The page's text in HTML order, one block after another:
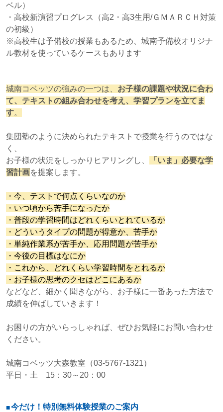
ベル）
・高校新演習プログレス（高2・高3生用/ＧＭＡＲＣＨ対策
の初級）
※高校生は予備校の授業もあるため、城南予備校オリジナ
ル教材を使っているケースもあります
城南コベッツの強みの一つは、 お子様の課題や状況に合わ
て、テキストの組み合わせを考え、学習プランを立てま
す。
集団塾のように決められたテキストで授業を行うのではな
く、
お子様の状況をしっかりヒアリングし、
「いま」必要な学
習計画を提案します。
・今、テストで何点くらいなのか
・いつ頃から苦手になったか
・普段の学習時間はどれくらいとれているか
・どういうタイプの問題が得意か、苦手か
・単純作業系が苦手か、応用問題が苦手か
・今後の目標はなにか
・これから、どれくらい学習時間をとれるか
・お子様の思考のクセはどこにあるか
などなど、細かく聞きながら、お子様に一番あった方法で
成績を伸ばしていきます！
お困りの方がいらっしゃれば、ぜひお気軽にお問い合わせ
ください。
城南コベッツ大森教室（03-5767-1321）
平日・土 15：30～20：00
今だけ！特別無料体験授業のご案内